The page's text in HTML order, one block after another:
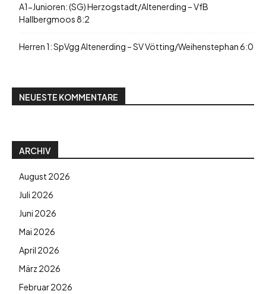
A1-Junioren: (SG) Herzogstadt/Altenerding – VfB
Hallbergmoos 8:2
Herren 1: SpVgg Altenerding – SV Vötting/Weihenstephan 6:0
NEUESTE KOMMENTARE
ARCHIV
August 2026
Juli 2026
Juni 2026
Mai 2026
April 2026
März 2026
Februar 2026